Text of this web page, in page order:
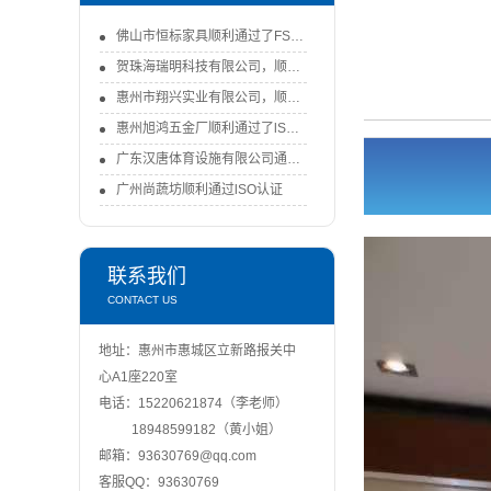
佛山市恒标家具顺利通过了FSC-COC认证审核
贺珠海瑞明科技有限公司，顺利通过了FSC-COC认证审核！-FSC认证
惠州市翔兴实业有限公司，顺利通过ISO9001：2015认证审核
惠州旭鸿五金厂顺利通过了lSO9001：2015体系认证审核
广东汉唐体育设施有限公司通过ISO认证
广州尚蔬坊顺利通过lSO认证
联系我们
CONTACT US
地址：惠州市惠城区立新路报关中
心A1座220室
电话：15220621874（李老师）
18948599182（黄小姐）
邮箱：93630769@qq.com
客服QQ：93630769